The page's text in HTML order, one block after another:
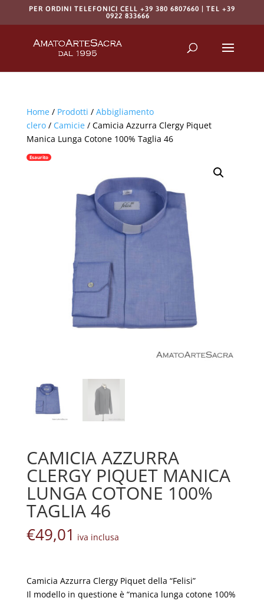
PER ORDINI TELEFONICI CELL +39 380 6807660 | TEL +39
0922 833666
Home/ Prodotti / Abbigliamento
clero/ Camicie/ Camicia Azzurra Clergy Piquet
Manica Lunga Cotone 100% Taglia 46
Esaurito
CAMICIA AZZURRA
CLERGY PIQUET MANICA
LUNGA COTONE 100%
TAGLIA 46
€49,01 iva inclusa
Camicia Azzurra Clergy Piquet della “Felisi”
Il modello in questione è “manica lunga cotone 100%